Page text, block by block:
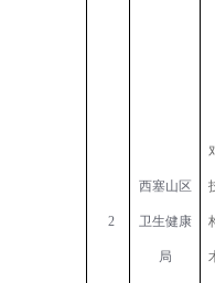
2
西塞山区
卫生健康
局